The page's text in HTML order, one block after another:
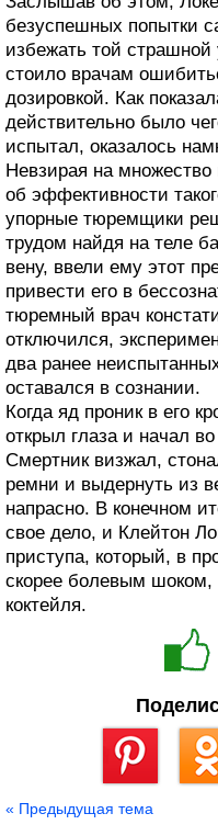
безуспешных попытки
избежать той страшной
стоило врачам
дозировкой. Как
действительно было
испытал, оказалось
Невзирая на множество
об эффективности
упорные тюремщики
трудом найдя на теле
вену, ввели ему этот
привести его в
тюремный врач
отключился,
два ранее
оставался в сознании.
Когда яд проник в его
открыл глаза и начал
Смертник визжал,
ремни и выдернуть из
напрасно. В конечном
свое дело, и Клейтон
приступа, который, в
скорее болевым шоком,
коктейля.
« Предыдущая тема